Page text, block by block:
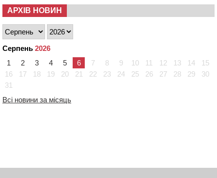
АРХІВ НОВИН
Серпень 2026
1
2 3 4 5 6 7 8 9 10 11 12 13 14
15
16
17 18 19 20 21 22 23 24 25 26 27 28 29
30
31
Всі новини за місяць